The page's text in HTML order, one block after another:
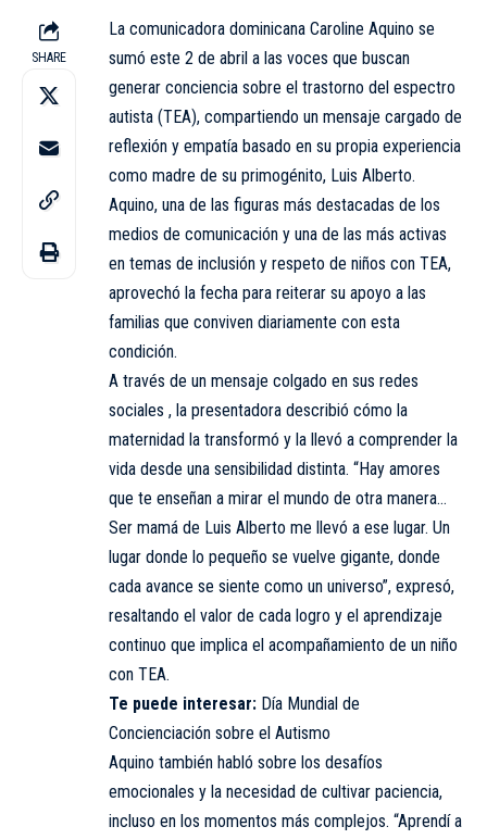
SHARE
La comunicadora dominicana Caroline Aquino se
sumó este 2 de abril a las voces que buscan
generar conciencia sobre el trastorno del espectro
autista (TEA), compartiendo un mensaje cargado de
reflexión y empatía basado en su propia experiencia
como madre de su primogénito, Luis Alberto.
Aquino, una de las figuras más destacadas de los
medios de comunicación y una de las más activas
en temas de inclusión y respeto de niños con TEA,
aprovechó la fecha para reiterar su apoyo a las
familias que conviven diariamente con esta
condición.
A través de un mensaje colgado en sus redes
sociales , la presentadora describió cómo la
maternidad la transformó y la llevó a comprender la
vida desde una sensibilidad distinta. “Hay amores
que te enseñan a mirar el mundo de otra manera…
Ser mamá de Luis Alberto me llevó a ese lugar. Un
lugar donde lo pequeño se vuelve gigante, donde
cada avance se siente como un universo”, expresó,
resaltando el valor de cada logro y el aprendizaje
continuo que implica el acompañamiento de un niño
con TEA.
Te puede interesar: Día Mundial de
Concienciación sobre el Autismo
Aquino también habló sobre los desafíos
emocionales y la necesidad de cultivar paciencia,
incluso en los momentos más complejos. “Aprendí a